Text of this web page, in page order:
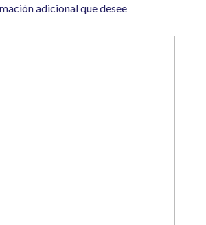
adicional que desee